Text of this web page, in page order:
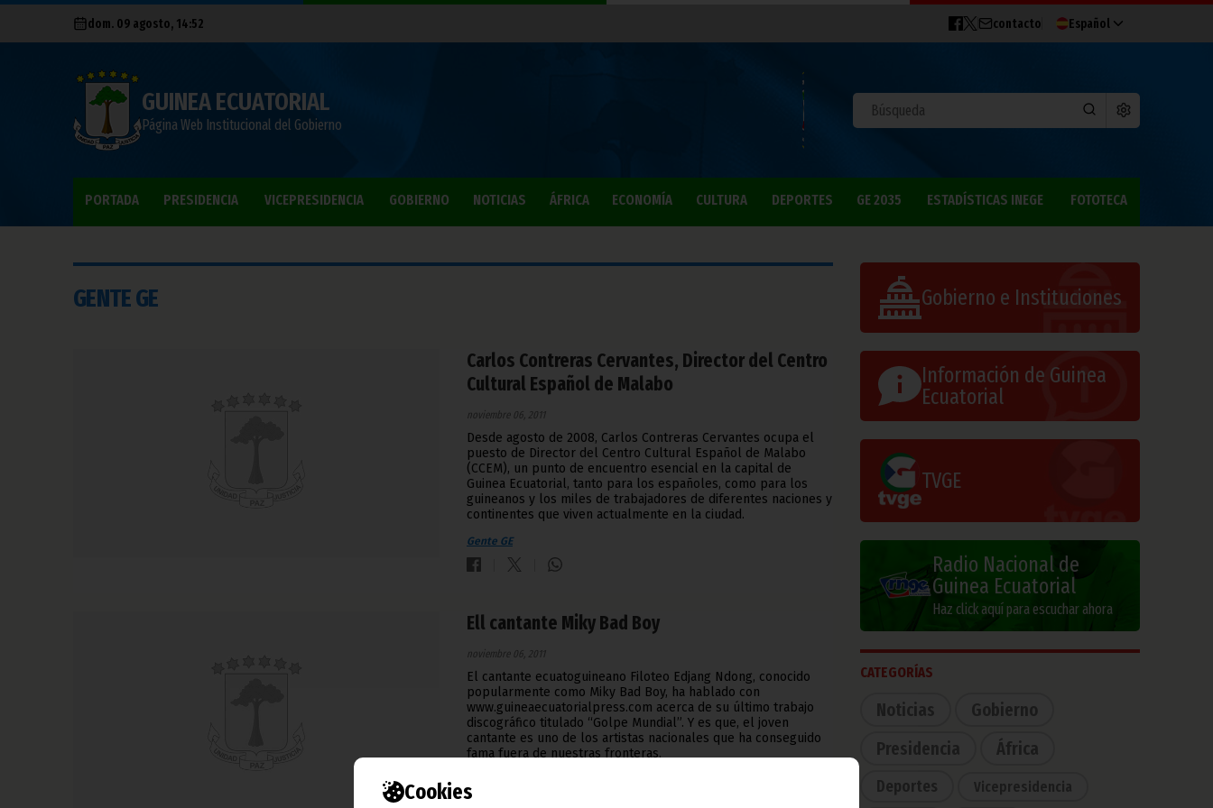
Cookies
dom. 09 agosto, 14:52 contacto Español
GUINEA ECUATORIAL
Página Web Institucional del Gobierno
PORTADA PRESIDENCIA VICEPRESIDENCIA GOBIERNO NOTICIAS ÁFRICA ECONOMÍA CULTURA DEPORTES GE 2035 ESTADÍSTICAS INEGE FOTOTECA
GENTE GE
Carlos Contreras Cervantes, Director del Centro
Cultural Español de Malabo
noviembre 06, 2011
Desde agosto de 2008, Carlos Contreras Cervantes ocupa el
puesto de Director del Centro Cultural Español de Malabo
(CCEM), un punto de encuentro esencial en la capital de
Guinea Ecuatorial, tanto para los españoles, como para los
guineanos y los miles de trabajadores de diferentes naciones y
continentes que viven actualmente en la ciudad.
Gente GE
Ell cantante Miky Bad Boy
noviembre 06, 2011
El cantante ecuatoguineano Filoteo Edjang Ndong, conocido
popularmente como Miky Bad Boy, ha hablado con
www.guineaecuatorialpress.com acerca de su último trabajo
discográfico titulado “Golpe Mundial”. Y es que, el joven
cantante es uno de los artistas nacionales que ha conseguido
fama fuera de nuestras fronteras.
Gobierno e Instituciones
Información de Guinea
Ecuatorial
TVGE
Radio Nacional de
Guinea Ecuatorial
Haz click aquí para escuchar ahora
CATEGORÍAS
Noticias
Gobierno
Presidencia
África
Deportes Vicepresidencia